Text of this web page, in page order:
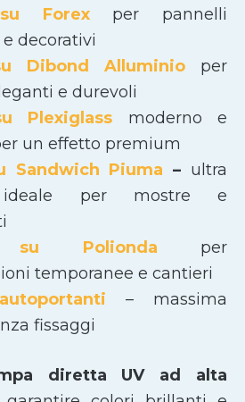
Forexper pannelli
decorativi
Dibond Alluminio per
e durevoli
Plexiglass moderno e
un effetto premium
Sandwich Piuma – ultra
ideale per mostre e
su Polionda per
temporanee e cantieri
– massima
fissaggi
diretta UV ad alta